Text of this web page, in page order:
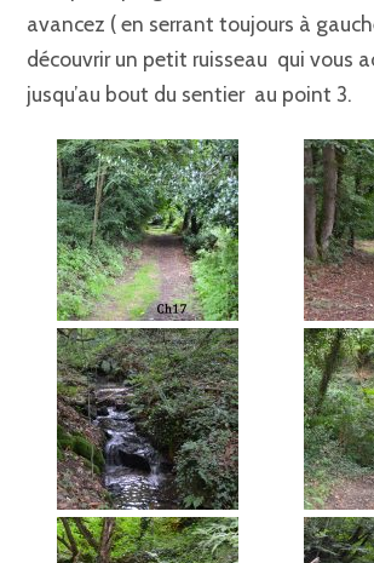
avancez ( en serrant toujours à
découvrir un petit ruisseau qui vous
jusqu’au bout du sentier au point 3.